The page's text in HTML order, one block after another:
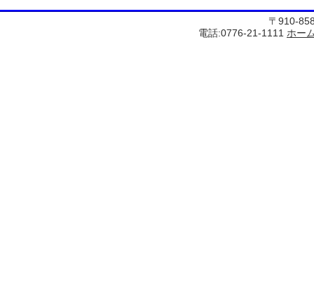
〒910-
電話:0776-21-1111 ホー